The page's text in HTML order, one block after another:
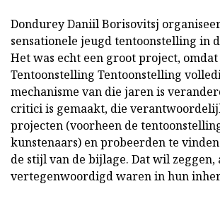
Dondurey Daniil Borisovitsj
sensationele jeugd tentoonstelling in
Het was echt een groot project,
Tentoonstelling Tentoonstelling
mechanisme van die jaren is
critici is gemaakt, die
projecten (voorheen de
kunstenaars) en probeerden te
de stijl van de bijlage. Dat wil
vertegenwoordigd waren in hun